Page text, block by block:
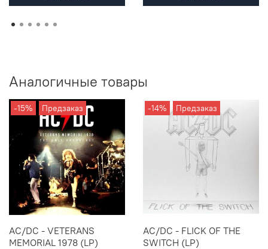
Аналогичные товары
-15% Предзаказ
AC/DC - VETERANS
MEMORIAL 1978 (LP)
-14% Предзаказ
AC/DC - FLICK OF THE
SWITCH (LP)